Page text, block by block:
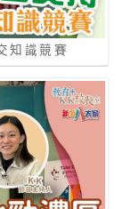
知識競賽